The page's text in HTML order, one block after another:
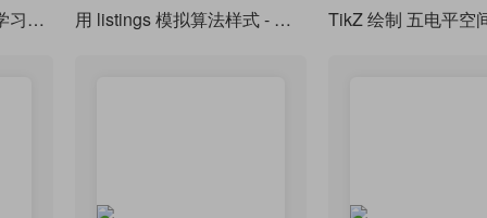
HFUT仪器学院《机器学习中的优化方法》笔记（考试内容） 用 listings 模拟算法样式 - 写算法就再也不麻烦了